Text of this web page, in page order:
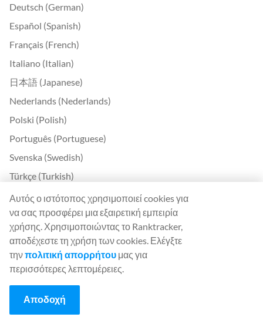
Deutsch (German)
Español (Spanish)
Français (French)
Italiano (Italian)
日本語 (Japanese)
Nederlands (Nederlands)
Polski (Polish)
Português (Portuguese)
Svenska (Swedish)
Türkçe (Turkish)
中文 (Chinese)
Български (Bulgarian)
Čeština (Czech)
Dansk (Danish)
Ελληνικά (Greek)
Eesti (Estonian)
Suomi (Finnish)
Αυτός ο ιστότοπος χρησιμοποιεί cookies για
να σας προσφέρει μια εξαιρετική εμπειρία
χρήσης. Χρησιμοποιώντας το Ranktracker,
αποδέχεστε τη χρήση των cookies. Ελέγξτε
τηνπολιτική απορρήτου μας για
περισσότερες λεπτομέρειες.
Αποδοχή